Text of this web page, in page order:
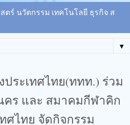
ตร์ นวัตกรรม เทคโนโลยี ธุรกิจ ส
▼
ประเทศไทย(ททท.) ร่วม
คร และ สมาคมกีฬาคิก
ศไทย จัดกิจกรรม